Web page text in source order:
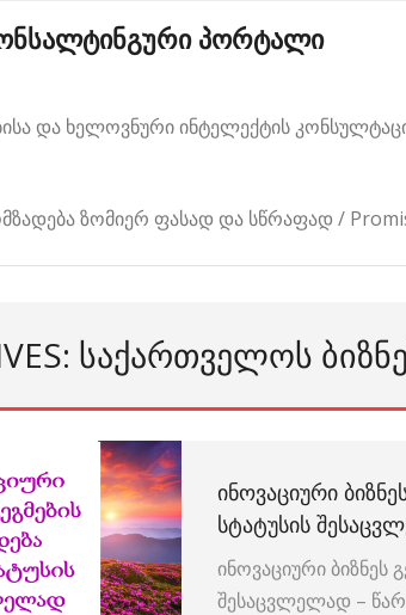
პორტალი
და ხელოვნური ინტელექტის
ზომიერ ფასად და სწრაფად /
ᲡᲐᲥᲐᲠᲗᲕᲔᲚᲝᲡ
ᲘᲜᲝᲕᲐᲪᲘᲣᲠᲘ
ᲡᲢᲐᲢᲣᲡᲘᲡ
ინოვაციური ბიზნეს
შესაცვლელად –